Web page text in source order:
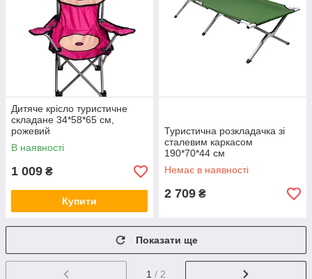
Дитяче крісло туристичне
складане 34*58*65 см,
рожевий
В наявності
1 009 ₴
Купити
Туристична розкладачка зі
сталевим каркасом
190*70*44 см
Немає в наявності
2 709 ₴
Показати ще
1 / 2